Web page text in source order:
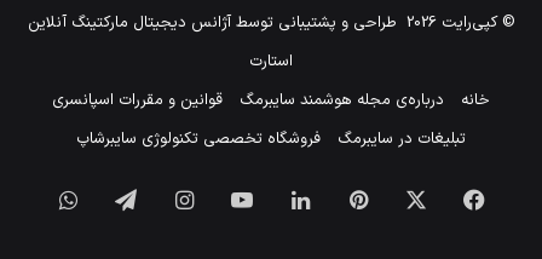
© کپی‌رایت 2026 طراحی و پشتیبانی توسطآژانس دیجیتال مارکتینگ آنلاین
استارت
خانه
درباره‌ی مجله هوشمند سایبرمگ
قوانین و مقررات اسپانسری
تبلیغات در سایبرمگ
فروشگاه تخصصی تکنولوژی سایبرشاپ
فیس
‫پین‌ترست لینکدین یوتیوب اینستاگرام تلگرام